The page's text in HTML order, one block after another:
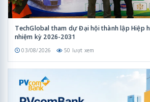
TechGlobal tham dự Đại hội thành lập Hiệp
nhiệm kỳ 2026-2031
03/08/2026 50 lượt xem